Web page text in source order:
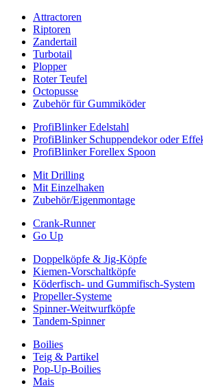
Attractoren
Riptoren
Zandertail
Turbotail
Plopper
Roter Teufel
Octopusse
Zubehör für Gummiköder
ProfiBlinker Edelstahl
ProfiBlinker Schuppendekor oder
ProfiBlinker Forellex Spoon
Mit Drilling
Mit Einzelhaken
Zubehör/Eigenmontage
Crank-Runner
Go Up
Doppelköpfe & Jig-Köpfe
Kiemen-Vorschaltköpfe
Köderfisch- und Gummifisch-System
Propeller-Systeme
Spinner-Weitwurfköpfe
Tandem-Spinner
Boilies
Teig & Partikel
Pop-Up-Boilies
Mais